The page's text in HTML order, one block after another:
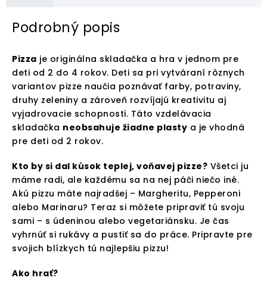
Podrobný popis
Pizza je originálna skladačka a hra v jednom pre
deti od 2 do 4 rokov. Deti sa pri vytváraní rôznych
variantov pizze naučia poznávať farby, potraviny,
druhy zeleniny a zároveň rozvíjajú kreativitu aj
vyjadrovacie schopnosti. Táto vzdelávacia
skladačka neobsahuje žiadne plasty a je vhodná
pre deti od 2 rokov.
Kto by si dal kúsok teplej, voňavej pizze? Všetci ju
máme radi, ale každému sa na nej páči niečo iné.
Akú pizzu máte najradšej – Margheritu, Pepperoni
alebo Marinaru? Teraz si môžete pripraviť tú svoju
sami – s údeninou alebo vegetariánsku. Je čas
vyhrnúť si rukávy a pustiť sa do práce. Pripravte pre
svojich blízkych tú najlepšiu pizzu!
Ako hrať?